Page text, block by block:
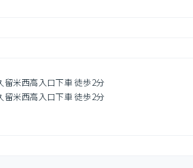
留米西高入口下車 徒歩2分
留米西高入口下車 徒歩2分